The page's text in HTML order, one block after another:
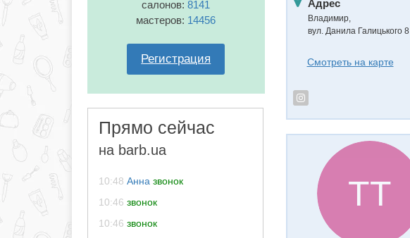
салонов:8141
мастеров: 14456
Регистрация
Прямо сейчас
на barb.ua
10:48 Анна звонок
10:46 звонок
10:46 звонок
Адрес
Владимир,
вул. Данила Галицького 8
Смотреть на карте
ТТ